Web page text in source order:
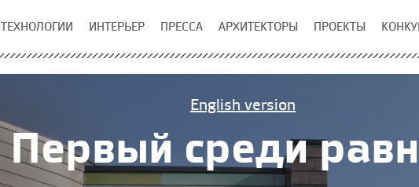
ТЕХНОЛОГИИ ИНТЕРЬЕР ПРЕССА АРХИТЕКТОРЫ ПРОЕКТЫ
English version
Первый среди